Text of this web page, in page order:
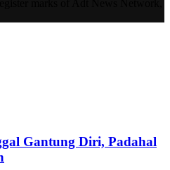
Gantung Diri, Padahal